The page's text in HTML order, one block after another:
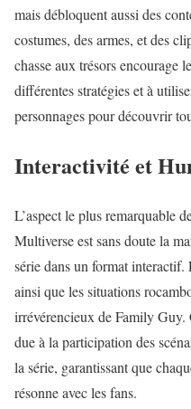
mais débloquent aussi des
costumes, des armes, et des
chasse aux trésors encourage
différentes stratégies et à
personnages pour découvrir
Interactivité et
L’aspect le plus remarquable
Multiverse est sans doute la
série dans un format
ainsi que les situations
irrévérencieux de Family Guy.
due à la participation des
la série, garantissant que
résonne avec les fans.